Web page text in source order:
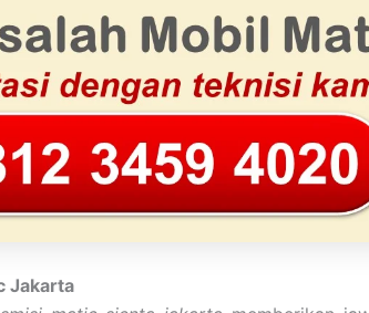
Jakarta